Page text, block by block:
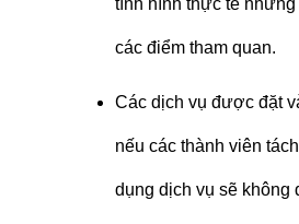
tình hình thực tế
các điểm tham quan.
Các dịch vụ được đặt
nếu các thành viên
dụng dịch vụ sẽ không